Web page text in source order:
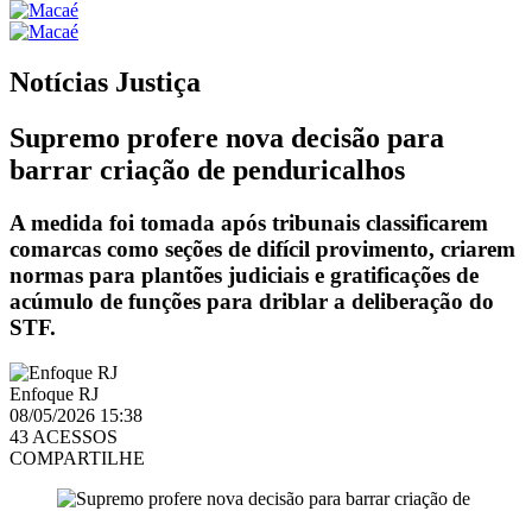
Notícias Justiça
Supremo profere nova decisão para
barrar criação de penduricalhos
A medida foi tomada após tribunais classificarem
comarcas como seções de difícil provimento, criarem
normas para plantões judiciais e gratificações de
acúmulo de funções para driblar a deliberação do
STF.
Enfoque RJ
08/05/2026 15:38
43 ACESSOS
COMPARTILHE